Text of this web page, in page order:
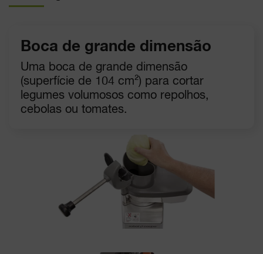
Boca de grande dimensão
Uma boca de grande dimensão
(superfície de 104 cm²) para cortar
legumes volumosos como repolhos,
cebolas ou tomates.